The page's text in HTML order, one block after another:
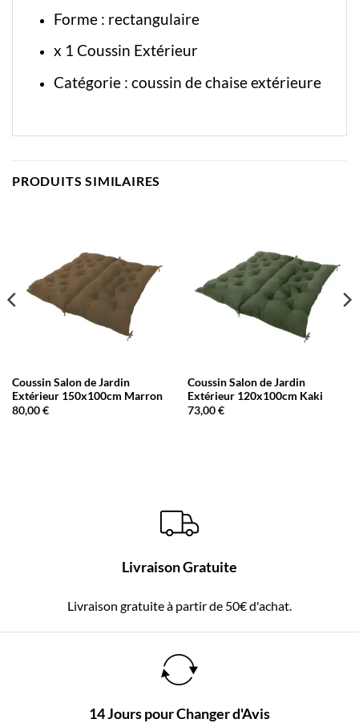
Forme : rectangulaire
x 1 Coussin Extérieur
Catégorie : coussin de chaise extérieure
PRODUITS SIMILAIRES
Coussin Salon de Jardin
Extérieur 150x100cm Marron
80,00€
Coussin Salon de Jardin
Extérieur 120x100cm Kaki
73,00€
Livraison Gratuite
Livraison gratuite à partir de 50€ d'achat.
14 Jours pour Changer d'Avis